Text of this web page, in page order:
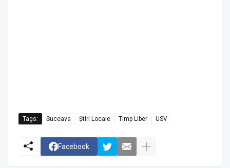
Tags: Suceava Știri Locale Timp Liber USV
Facebook